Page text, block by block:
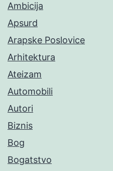
Ambicija
Apsurd
Arapske Poslovice
Arhitektura
Ateizam
Automobili
Autori
Biznis
Bog
Bogatstvo